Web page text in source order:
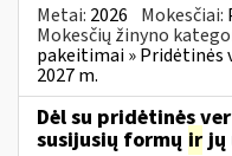
Metai: 2026 Mokesčiai:
Mokesčių žinyno
pakeitimai » Pridėtinės
2027 m.
Dėl su pridėtinės
susijusių formų irjų